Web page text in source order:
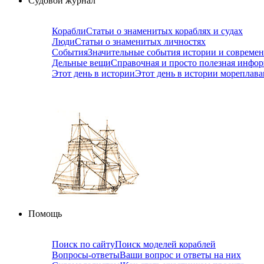
КораблиСтатьи о знаменитых кораблях и судах
ЛюдиСтатьи о знаменитых личностях
СобытияЗначительные события истории и
Дельные вещиСправочная и просто полезная
Этот день в историиЭтот день в истории
Помощь
Поиск по сайтуПоиск моделей кораблей
Вопросы-ответыВаши вопрос и ответы на них